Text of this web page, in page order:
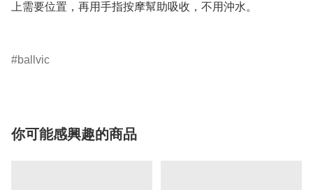
上需要位置，再用手指按摩幫助吸收，不用沖水。
ballvic
你可能感興趣的商品